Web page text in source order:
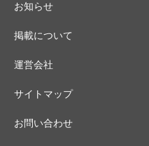
お知らせ
掲載について
運営会社
サイトマップ
お問い合わせ